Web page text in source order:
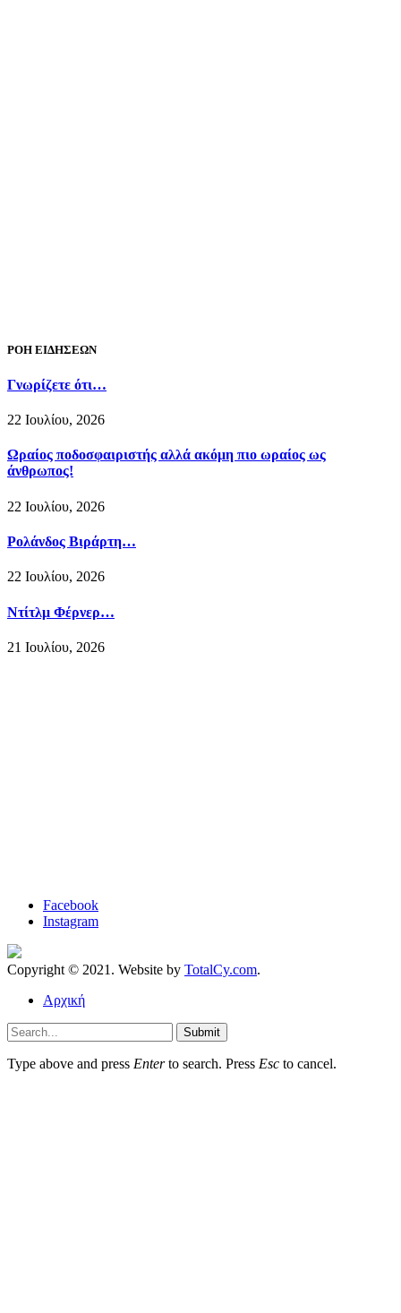
ΡΟΗ ΕΙΔΗΣΕΩΝ
Γνωρίζετε ότι…
22 Ιουλίου, 2026
Ωραίος ποδοσφαιριστής αλλά ακόμη πιο ωραίος ως
άνθρωπος!
22 Ιουλίου, 2026
Ρολάνδος Βιράρτη…
22 Ιουλίου, 2026
Ντίτλμ Φέρνερ…
21 Ιουλίου, 2026
Facebook
Instagram
Copyright © 2021. Website by TotalCy.com.
Αρχική
Submit
Type above and press Enterto search. Press Esc to cancel.